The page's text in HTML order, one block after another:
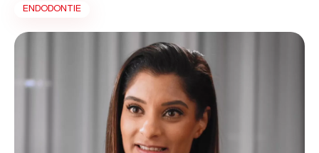
caviteiten met de Bio-Bulk Fill-procedure, zelfs in gevallen met
ENDODONTIE